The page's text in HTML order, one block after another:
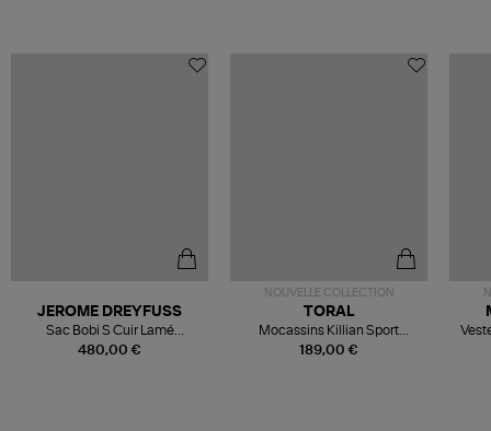
480,00 €
JEROME DREYFUSS
Sac Bobi S Cuir Lamé
Champagne
NOUVELLE COLLECTION
189,00 €
TORAL
Mocassins Killian Sport
Mousse